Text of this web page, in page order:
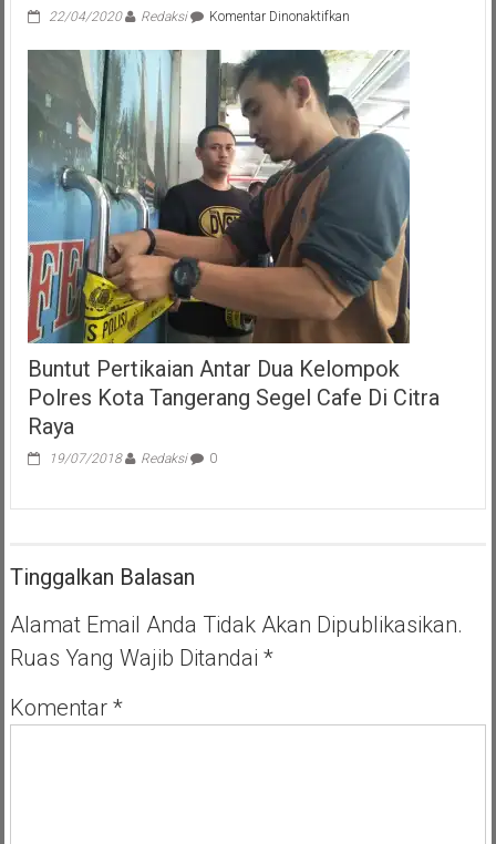
22/04/2020 Redaksi Komentar Dinonaktifkanpada
Inf.
Thevi
Angandowa
Zebua
Jadi
Danpusdiklatpassus
Kopassus
Buntut Pertikaian Antar Dua Kelompok
Polres Kota Tangerang Segel Cafe Di Citra
Raya
19/07/2018 Redaksi 0
Tinggalkan Balasan
Alamat Email Anda Tidak Akan Dipublikasikan.
Ruas Yang Wajib Ditandai *
Komentar *